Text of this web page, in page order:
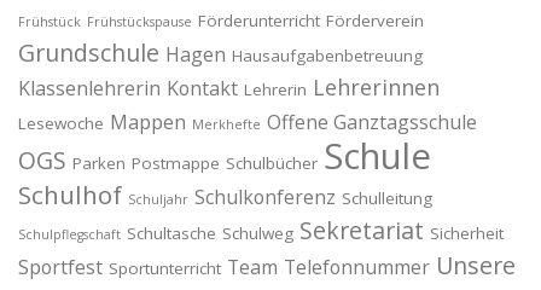
Frühstück Frühstückspause Förderunterricht Förderverein
Grundschule Hagen Hausaufgabenbetreuung
Klassenlehrerin Kontakt Lehrerin Lehrerinnen
Lesewoche Mappen Merkhefte Offene Ganztagsschule
OGS Parken Postmappe Schulbücher Schule
Schulhof Schuljahr Schulkonferenz Schulleitung
Schulpflegschaft Schultasche Schulweg Sekretariat Sicherheit
Sportfest Sportunterricht Team Telefonnummer Unsere